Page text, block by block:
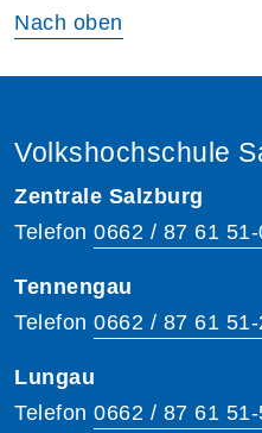
Nach oben
Volkshochschule
Zentrale Salzburg
Telefon 0662 / 87 61 51-
Tennengau
Telefon 0662 / 87 61
Lungau
Telefon 0662 / 87 61